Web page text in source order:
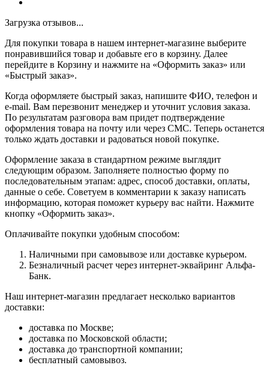
Загрузка отзывов...
Для покупки товара в нашем интернет-магазине выберите
понравившийся товар и добавьте его в корзину. Далее
перейдите в Корзину и нажмите на «Оформить заказ» или
«Быстрый заказ».
Когда оформляете быстрый заказ, напишите ФИО, телефон и
e-mail. Вам перезвонит менеджер и уточнит условия заказа.
По результатам разговора вам придет подтверждение
оформления товара на почту или через СМС. Теперь останется
только ждать доставки и радоваться новой покупке.
Оформление заказа в стандартном режиме выглядит
следующим образом. Заполняете полностью форму по
последовательным этапам: адрес, способ доставки, оплаты,
данные о себе. Советуем в комментарии к заказу написать
информацию, которая поможет курьеру вас найти. Нажмите
кнопку «Оформить заказ».
Оплачивайте покупки удобным способом:
Наличными при самовывозе или доставке курьером.
Безналичный расчет через интернет-эквайринг Альфа-
Банк.
Наш интернет-магазин предлагает несколько вариантов
доставки:
доставка по Москве;
доставка по Московской области;
доставка до транспортной компании;
бесплатный самовывоз.